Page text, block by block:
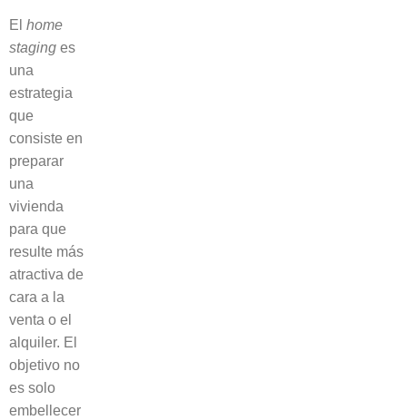
El home
staging es
una
estrategia
que
consiste en
preparar
una
vivienda
para que
resulte más
atractiva de
cara a la
venta o el
alquiler. El
objetivo no
es solo
embellecer